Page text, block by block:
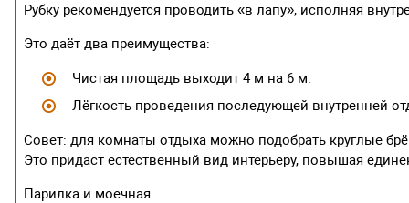
Рубку рекомендуется проводить «в лапу», исполняя
Это даёт два преимущества:
Чистая площадь выходит 4 м на 6 м.
Лёгкость проведения последующей внутренней
Совет: для комнаты отдыха можно подобрать круглые
Это придаст естественный вид интерьеру, повышая
Парилка и моечная